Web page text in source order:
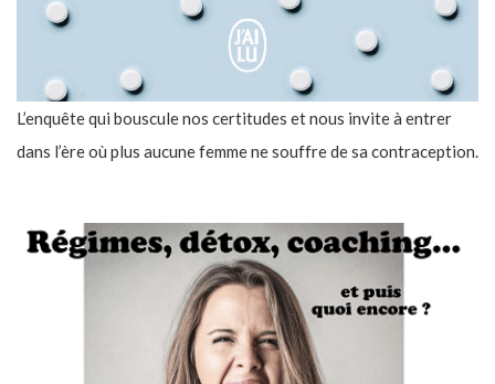
L’enquête qui bouscule nos certitudes et nous invite à entrer
dans l’ère où plus aucune femme ne souffre de sa contraception.